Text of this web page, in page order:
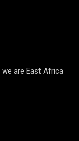
are East Africa